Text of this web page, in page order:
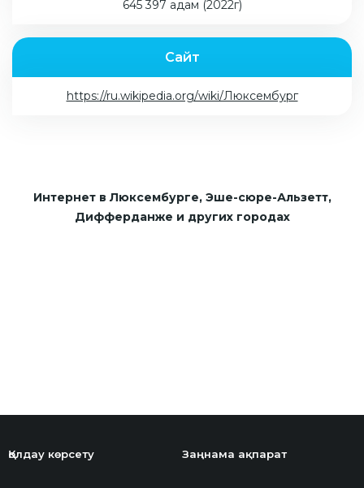
645 397 адам (2022г)
Сайт
https://ru.wikipedia.org/wiki/Люксембург
Интернет в Люксембурге, Эше-сюре-Альзетт,
Дифферданже и других городах
Қолдау көрсету Заңнама ақпарат